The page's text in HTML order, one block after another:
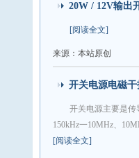
20W / 12V输出
[阅读全文]
来源：本站原创
开关电源电磁
开关电源主要是传
150kHz一10MHz、
[阅读全文]